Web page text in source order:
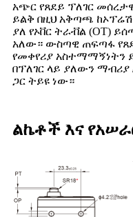
አጭር የጸደይ ፕለገር
ይልቅ በዚህ አቅጣጫ
ያለ የኦቨር ትራቭል (OT)
አለው። ውስጣዊ ጠፍጣፋ
የመቀየሪያ አስተማማኝነትን
በፕለገር ላይ ያለውን ማብሪያ
ጋር ትይዩ ነው።
ልኬቶች እና